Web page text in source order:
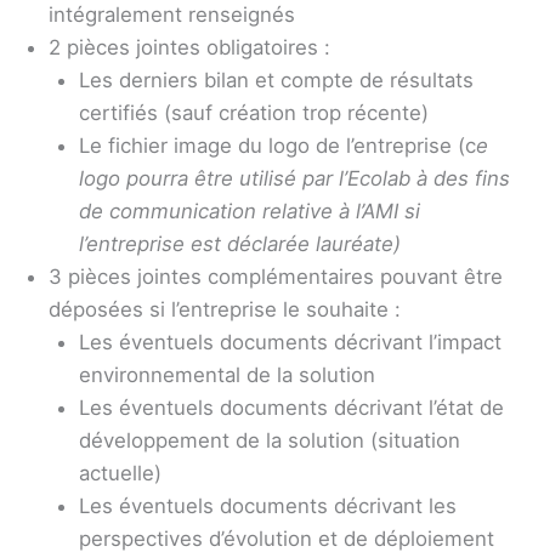
intégralement renseignés
2 pièces jointes obligatoires :
Les derniers bilan et compte de résultats
certifiés (sauf création trop récente)
Le fichier image du logo de l’entreprise (ce
logo pourra être utilisé par l’Ecolab à des fins
de communication relative à l’AMI si
l’entreprise est déclarée lauréate)
3 pièces jointes complémentaires pouvant être
déposées si l’entreprise le souhaite :
Les éventuels documents décrivant l’impact
environnemental de la solution
Les éventuels documents décrivant l’état de
développement de la solution (situation
actuelle)
Les éventuels documents décrivant les
perspectives d’évolution et de déploiement